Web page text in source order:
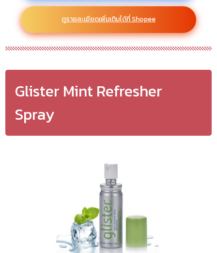
ดูรายละเอียดเพิ่มเติมได้ที่ Shopee
Glister Mint Refresher
Spray